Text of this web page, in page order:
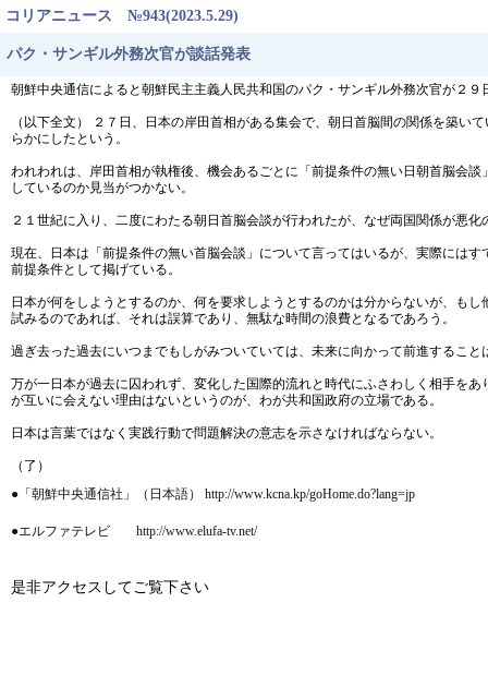
コリアニュース №943(2023.5.29)
パク・サンギル外務次官が談話発表
朝鮮中央通信によると朝鮮民主主義人民共和国のパク・サンギル外務次官が２
（以下全文） ２７日、日本の岸田首相がある集会で、朝日首脳間の関係を築
らかにしたという。
われわれは、岸田首相が執権後、機会あるごとに「前提条件の無い日朝首脳会
しているのか見当がつかない。
２１世紀に入り、二度にわたる朝日首脳会談が行われたが、なぜ両国関係が悪
現在、日本は「前提条件の無い首脳会談」について言ってはいるが、実際には
前提条件として掲げている。
日本が何をしようとするのか、何を要求しようとするのかは分からないが、も
試みるのであれば、それは誤算であり、無駄な時間の浪費となるであろう。
過ぎ去った過去にいつまでもしがみついていては、未来に向かって前進すること
万が一日本が過去に囚われず、変化した国際的流れと時代にふさわしく相手を
が互いに会えない理由はないというのが、わが共和国政府の立場である。
日本は言葉ではなく実践行動で問題解決の意志を示さなければならない。
（了）
●「朝鮮中央通信社」（日本語） http://www.kcna.kp/goHome.do?lang=jp
●エルファテレビ http://www.elufa-tv.net/
是非アクセスしてご覧下さい